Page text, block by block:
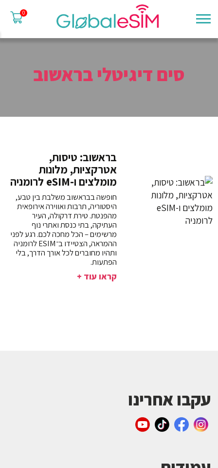
0
סים דיגיטלי בראשוב
בראשוב: טיסות,
אטרקציות, מלונות
מומלצים ו-eSIM לרומניה
חופשה בבראשוב משלבת בין טבע,
היסטוריה, תרבות ואווירה אירופאית
מהפנטת. טירת דרקולה, העיר
העתיקה, בתי כנסת ואתרי נוף
מרשימים – הכל מחכה לכם. רגע לפני
ההמראה, הצטיידו ב־ESIM לרומניה
ותהיו מחוברים לכל אורך הדרך, בלי
הפתעות.
קראו עוד +
עקבו אחרינו